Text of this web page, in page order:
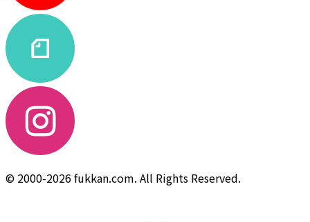
© 2000-2026 fukkan.com. All Rights Reserved.